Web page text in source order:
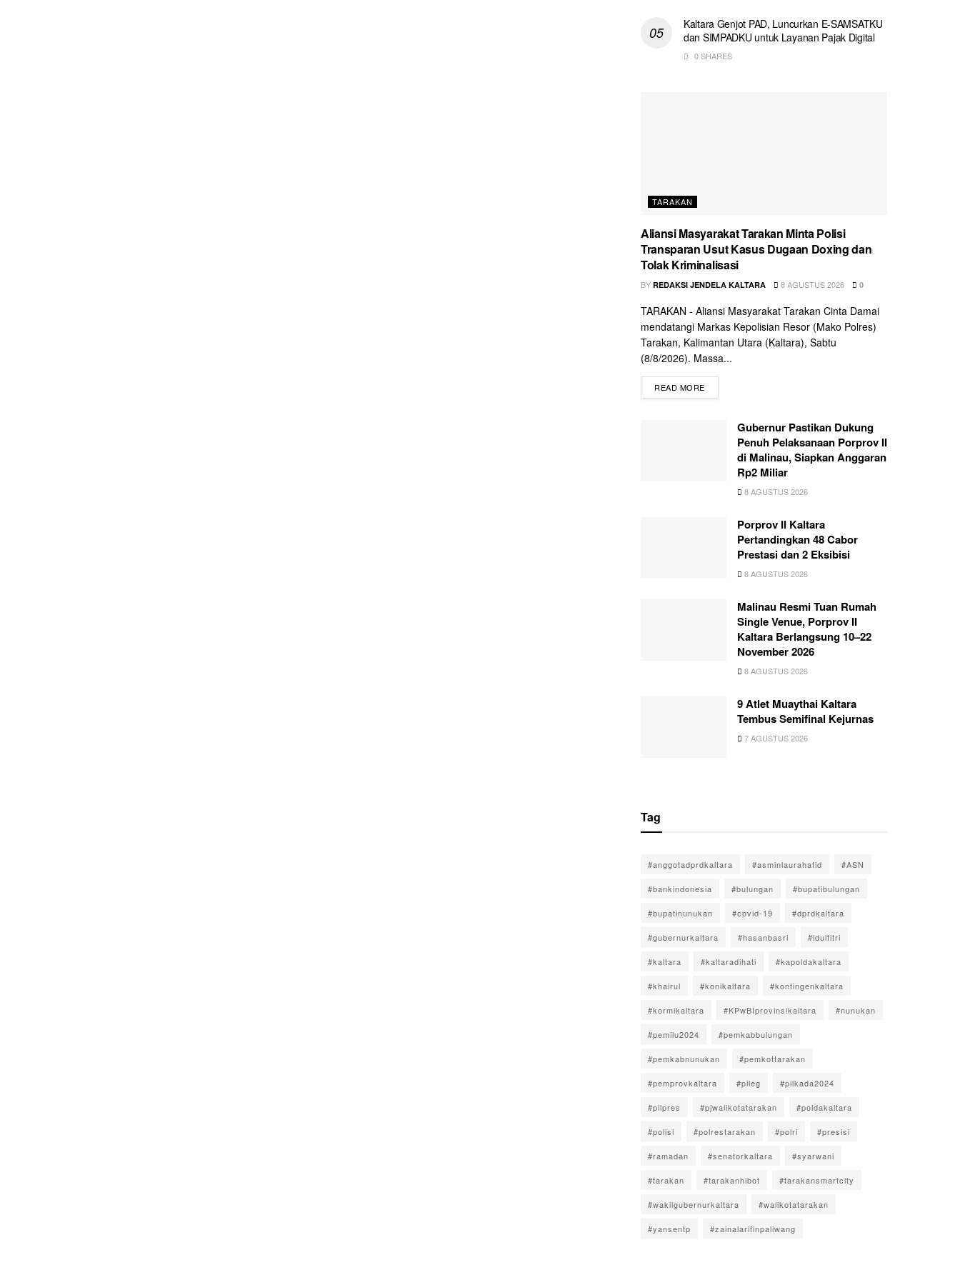
Kaltara Genjot PAD, Luncurkan E-SAMSATKU
dan SIMPADKU untuk Layanan Pajak Digital
0 SHARES
TARAKAN
Aliansi Masyarakat Tarakan Minta Polisi
Transparan Usut Kasus Dugaan Doxing dan
Tolak Kriminalisasi
BY REDAKSI JENDELA KALTARA 8 AGUSTUS 2026 0
TARAKAN - Aliansi Masyarakat Tarakan Cinta Damai
mendatangi Markas Kepolisian Resor (Mako Polres)
Tarakan, Kalimantan Utara (Kaltara), Sabtu
(8/8/2026). Massa...
READ MORE
Gubernur Pastikan Dukung
Penuh Pelaksanaan Porprov II
di Malinau, Siapkan Anggaran
Rp2 Miliar
8 AGUSTUS 2026
Porprov II Kaltara
Pertandingkan 48 Cabor
Prestasi dan 2 Eksibisi
8 AGUSTUS 2026
Malinau Resmi Tuan Rumah
Single Venue, Porprov II
Kaltara Berlangsung 10–22
November 2026
8 AGUSTUS 2026
9 Atlet Muaythai Kaltara
Tembus Semifinal Kejurnas
7 AGUSTUS 2026
Tag
#anggotadprdkaltara #asminlaurahafid #ASN
#bankindonesia #bulungan #bupatibulungan
#bupatinunukan #covid-19 #dprdkaltara
#gubernurkaltara #hasanbasri #idulfitri
#kaltara #kaltaradihati #kapoldakaltara
#khairul #konikaltara #kontingenkaltara
#kormikaltara #KPwBIprovinsikaltara #nunukan
#pemilu2024 #pemkabbulungan
#pemkabnunukan #pemkottarakan
#pemprovkaltara #pileg #pilkada2024
#pilpres #pjwalikotatarakan #poldakaltara
#polisi #polrestarakan #polri #presisi
#ramadan #senatorkaltara #syarwani
#tarakan #tarakanhibot #tarakansmartcity
#wakilgubernurkaltara #walikotatarakan
#yansentp #zainalarifinpaliwang